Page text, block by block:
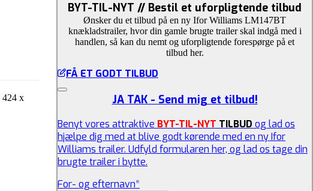
424 x
BYT-TIL-NYT // Bestil et uforpligtende tilbud
Ønsker du et tilbud på en ny Ifor Williams LM147BT
knækladstrailer, hvor din gamle brugte trailer skal indgå med i
handlen, så kan du nemt og uforpligtende forespørge på et
tilbud her.
FÅ ET GODT TILBUD
JA TAK - Send mig et tilbud!
Benyt vores attraktive BYT-TIL-NYT TILBUD og lad os
hjælpe dig med at blive godt kørende med en ny Ifor
Williams trailer. Udfyld formularen her, og lad os tage din
brugte trailer i bytte.
For- og efternavn*